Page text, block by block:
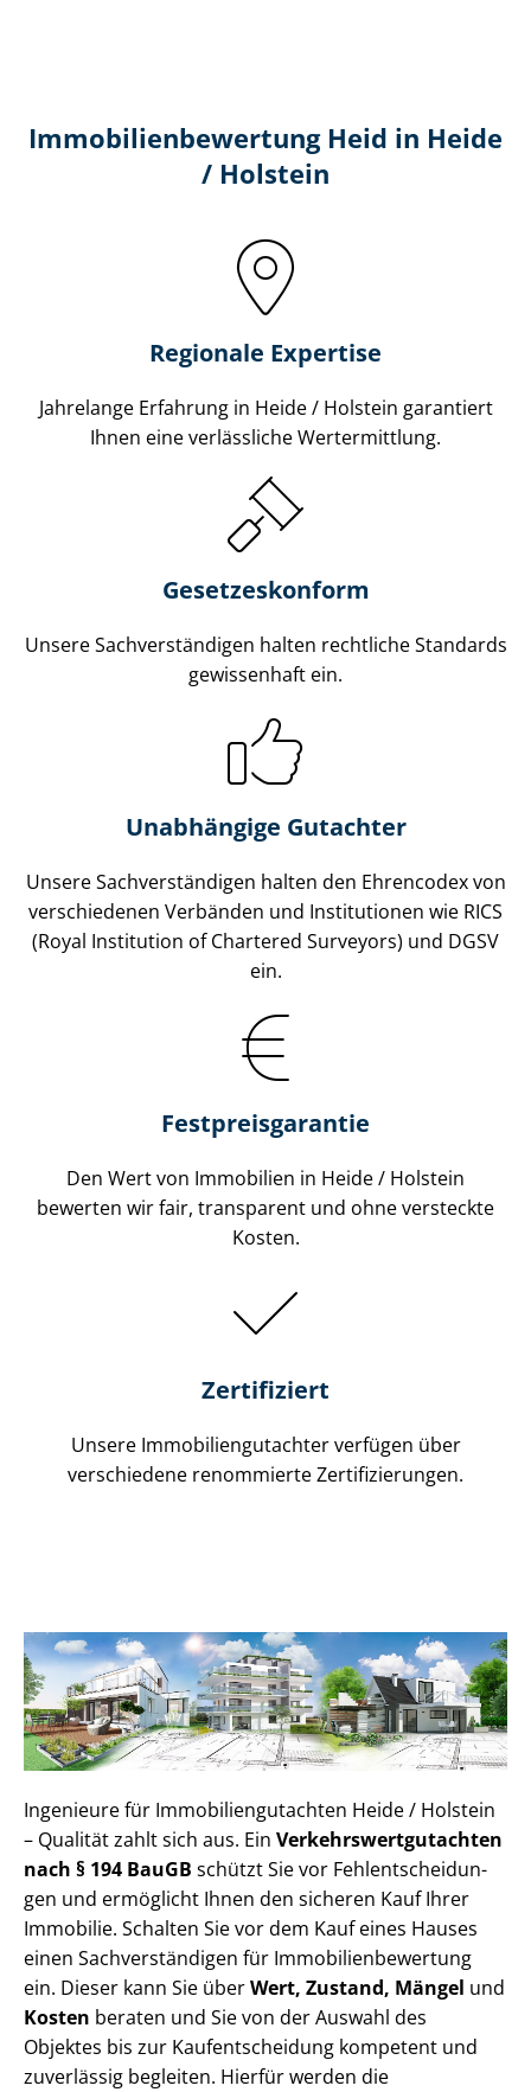
Immobilien­bewertung Heid in Heide
/ Holstein
Regionale Expertise
Jahrelange Erfahrung in Heide / Holstein garantiert
Ihnen eine verlässliche Wertermittlung.
Gesetzes­konform
Unsere Sach­ver­stän­di­gen halten rechtliche Standards
gewissenhaft ein.
Unabhängige Gutachter
Unsere Sach­ver­stän­di­gen halten den Ehrencodex von
verschiedenen Verbänden und Institutionen wie RICS
(Royal Institution of Chartered Surveyors) und DGSV
ein.
Festpreis​garantie
Den Wert von Immobilien in Heide / Holstein
bewerten wir fair, transparent und ohne versteckte
Kosten.
Zertifiziert
Unsere Immobilien­gutachter verfügen über
verschiedene renommierte Zer­ti­fi­zie­run­gen.
Ingenieure für Im­mo­bi­li­en­gut­ach­ten Heide / Holstein
– Qualität zahlt sich aus. Ein Ver­kehrs­wert­gut­ach­ten
nach § 194 BauGB schützt Sie vor Fehl­ent­schei­dun­
gen und ermöglicht Ihnen den sicheren Kauf Ihrer
Immobilie. Schalten Sie vor dem Kauf eines Hauses
einen Sach­ver­stän­di­gen für Im­mo­bi­li­en­be­wer­tung
ein. Dieser kann Sie überWert, Zustand, Mängel und
Kosten beraten und Sie von der Auswahl des
Objektes bis zur Kauf­ent­schei­dung kompetent und
zuverlässig begleiten. Hierfür werden die